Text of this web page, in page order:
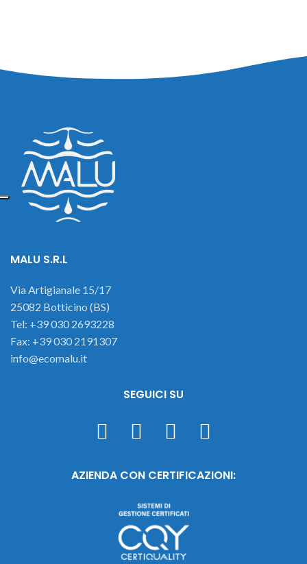
MALU S.R.L
Via Artigianale 15/17
25082 Botticino (BS)
Tel: +39 030 2693228
Fax: +39 030 2191307
info@ecomalu.it
SEGUICI SU
AZIENDA CON CERTIFICAZIONI: